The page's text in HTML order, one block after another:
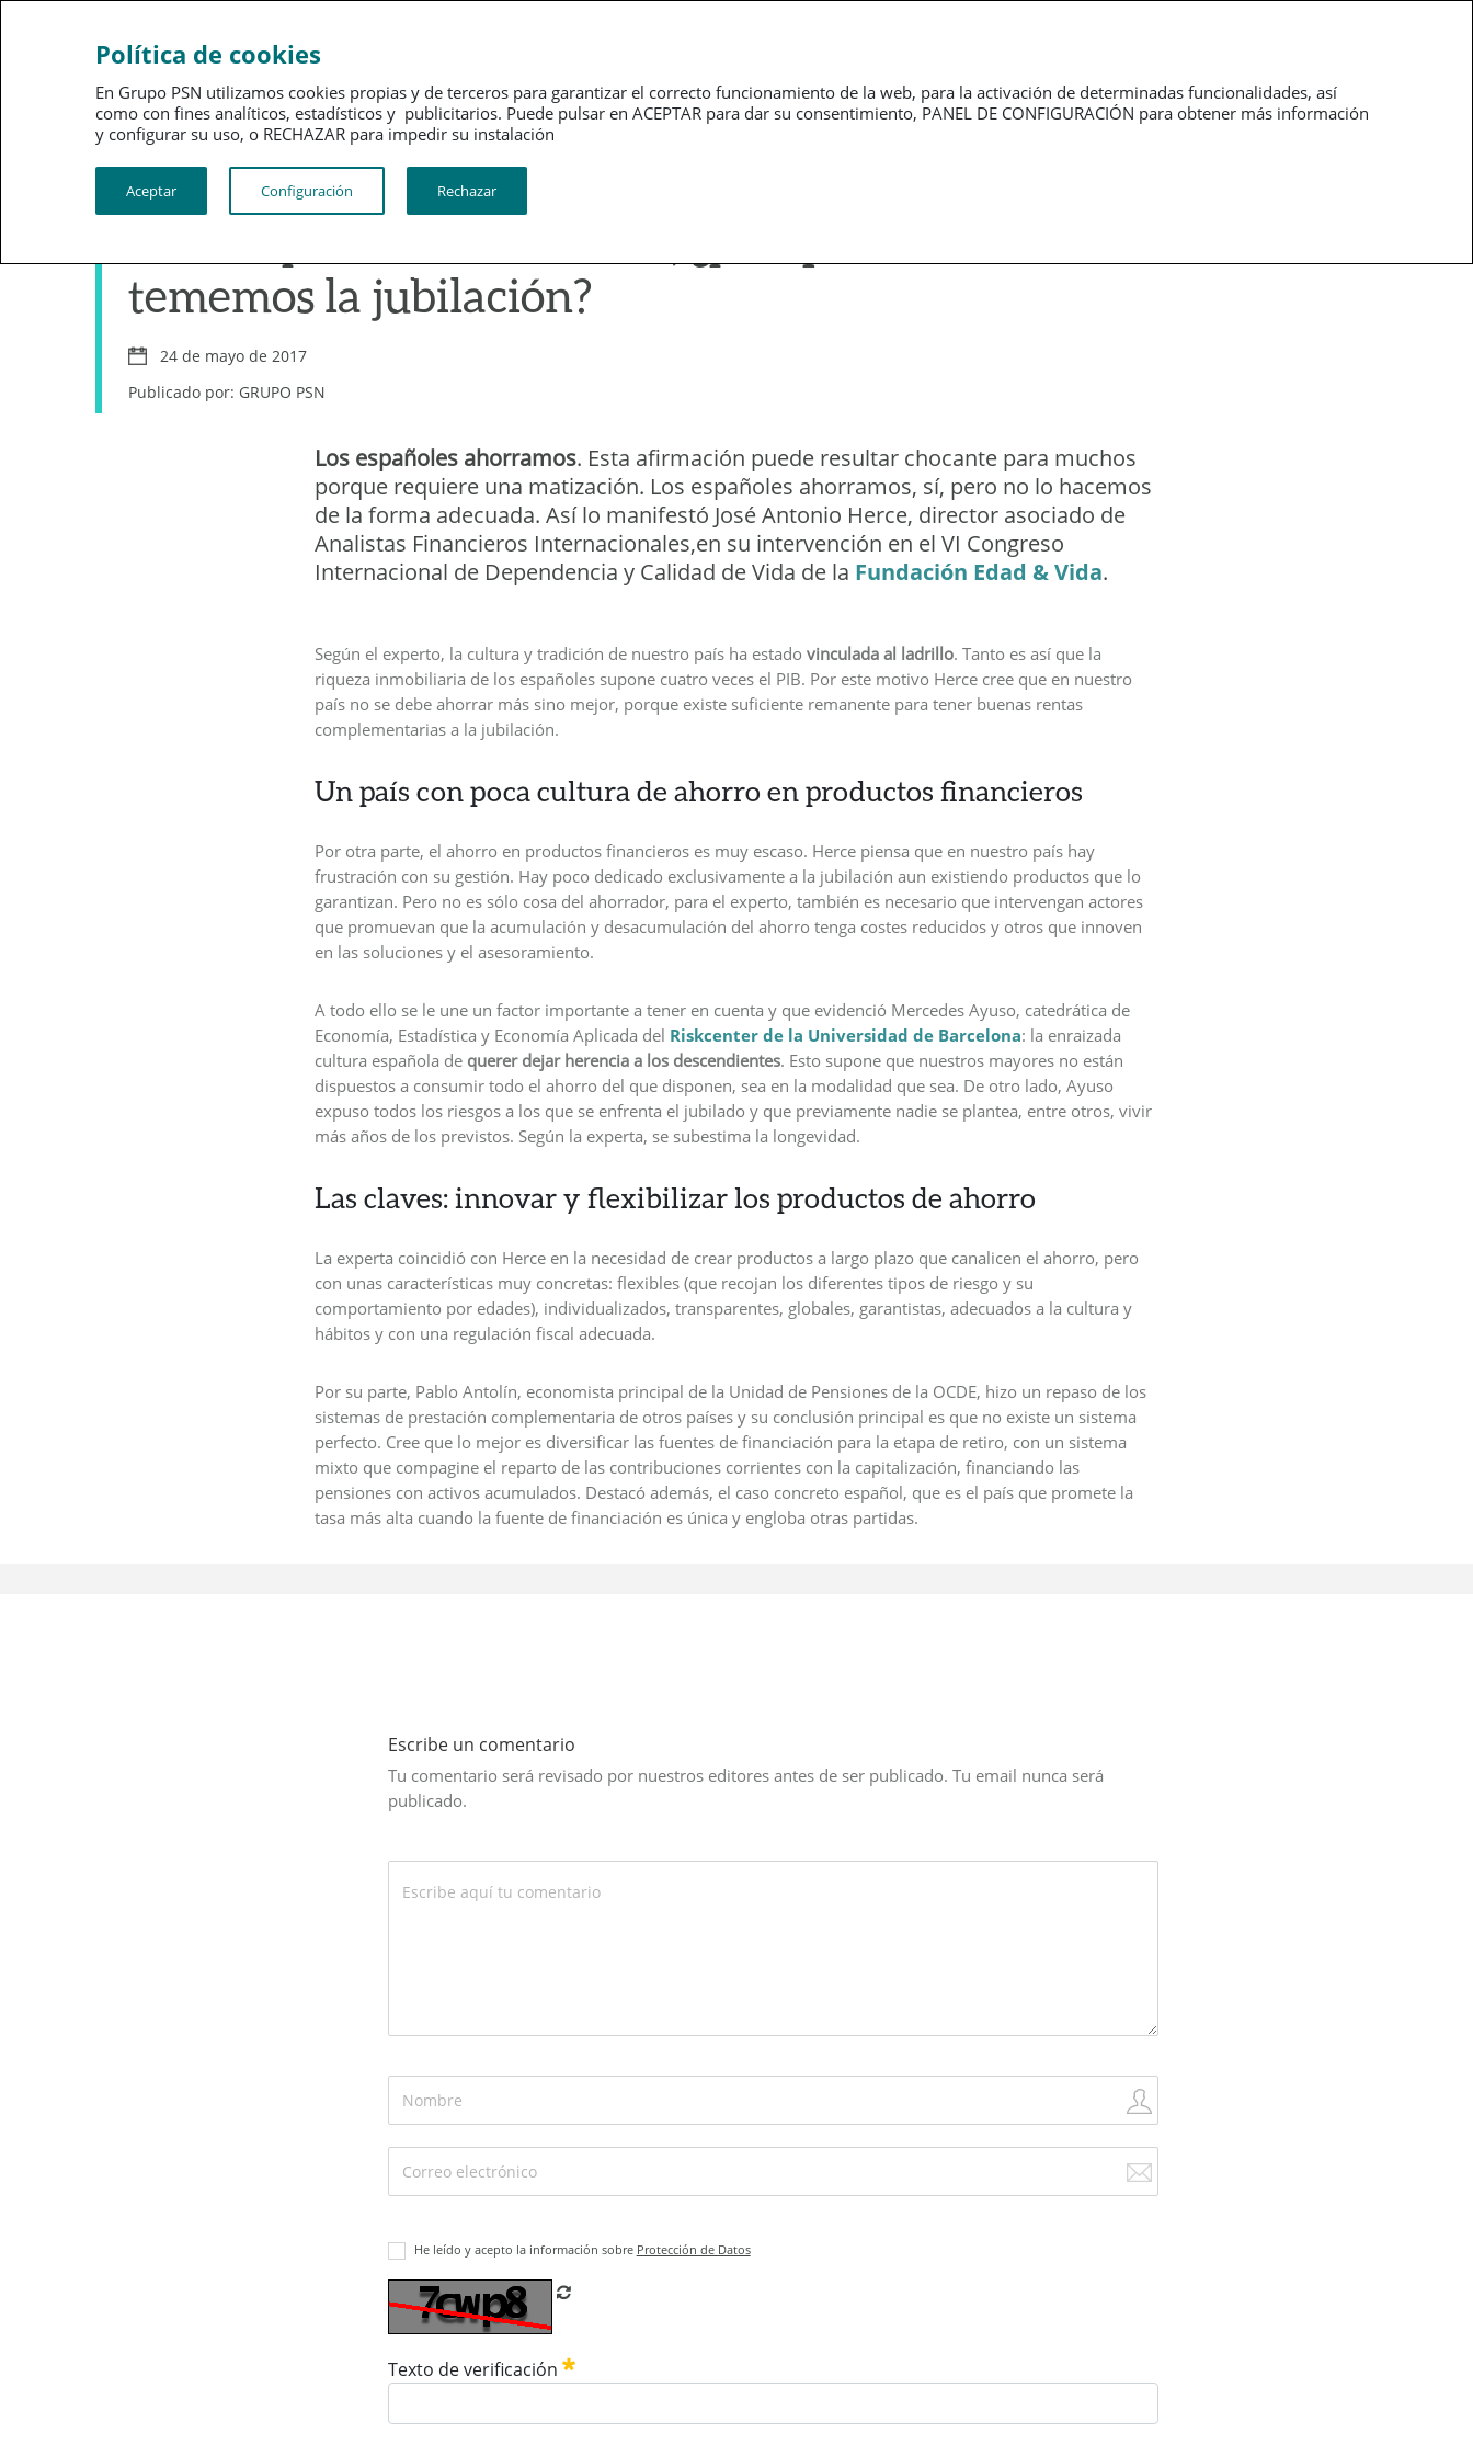
Ahorro
Ahorro
tememos la jubilación?
24 de mayo de 2017
Publicado por: GRUPO PSN
Los españoles ahorramos. Esta afirmación puede resultar chocante para muchos
porque requiere una matización. Los españoles ahorramos, sí, pero no lo hacemos
de la forma adecuada. Así lo manifestó José Antonio Herce, director asociado de
Analistas Financieros Internacionales,en su intervención en el VI Congreso
Internacional de Dependencia y Calidad de Vida de la Fundación Edad & Vida.
Según el experto, la cultura y tradición de nuestro país ha estado vinculada al ladrillo. Tanto es así que la
riqueza inmobiliaria de los españoles supone cuatro veces el PIB. Por este motivo Herce cree que en nuestro
país no se debe ahorrar más sino mejor, porque existe suficiente remanente para tener buenas rentas
complementarias a la jubilación.
Un país con poca cultura de ahorro en productos financieros
Por otra parte, el ahorro en productos financieros es muy escaso. Herce piensa que en nuestro país hay
frustración con su gestión. Hay poco dedicado exclusivamente a la jubilación aun existiendo productos que lo
garantizan. Pero no es sólo cosa del ahorrador, para el experto, también es necesario que intervengan actores
que promuevan que la acumulación y desacumulación del ahorro tenga costes reducidos y otros que innoven
en las soluciones y el asesoramiento.
A todo ello se le une un factor importante a tener en cuenta y que evidenció Mercedes Ayuso, catedrática de
Economía, Estadística y Economía Aplicada del Riskcenter de la Universidad de Barcelona: la enraizada
cultura española de querer dejar herencia a los descendientes. Esto supone que nuestros mayores no están
dispuestos a consumir todo el ahorro del que disponen, sea en la modalidad que sea. De otro lado, Ayuso
expuso todos los riesgos a los que se enfrenta el jubilado y que previamente nadie se plantea, entre otros, vivir
más años de los previstos. Según la experta, se subestima la longevidad.
Las claves: innovar y flexibilizar los productos de ahorro
La experta coincidió con Herce en la necesidad de crear productos a largo plazo que canalicen el ahorro, pero
con unas características muy concretas: flexibles (que recojan los diferentes tipos de riesgo y su
comportamiento por edades), individualizados, transparentes, globales, garantistas, adecuados a la cultura y
hábitos y con una regulación fiscal adecuada.
Por su parte, Pablo Antolín, economista principal de la Unidad de Pensiones de la OCDE, hizo un repaso de los
sistemas de prestación complementaria de otros países y su conclusión principal es que no existe un sistema
perfecto. Cree que lo mejor es diversificar las fuentes de financiación para la etapa de retiro, con un sistema
mixto que compagine el reparto de las contribuciones corrientes con la capitalización, financiando las
pensiones con activos acumulados. Destacó además, el caso concreto español, que es el país que promete la
tasa más alta cuando la fuente de financiación es única y engloba otras partidas.
Escribe un comentario
Tu comentario será revisado por nuestros editores antes de ser publicado. Tu email nunca será
publicado.
He leído y acepto la información sobre Protección de Datos
Refrescar CAPTCHA
Texto de verificación
Política de cookies
En Grupo PSN utilizamos cookies propias y de terceros para garantizar el correcto funcionamiento de la web, para la activación de determinadas funcionalidades, así
como con fines analíticos, estadísticos y publicitarios. Puede pulsar en ACEPTAR para dar su consentimiento, PANEL DE CONFIGURACIÓN para obtener más información
y configurar su uso, o RECHAZAR para impedir su instalación​​​​​​​
Aceptar Configuración Rechazar